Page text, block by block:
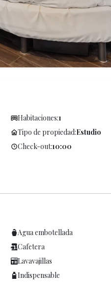
Habitaciones:1
Tipo de propiedad:Estudio
Check-out:10:00
Agua embotellada
Cafetera
Lavavajillas
Indispensable